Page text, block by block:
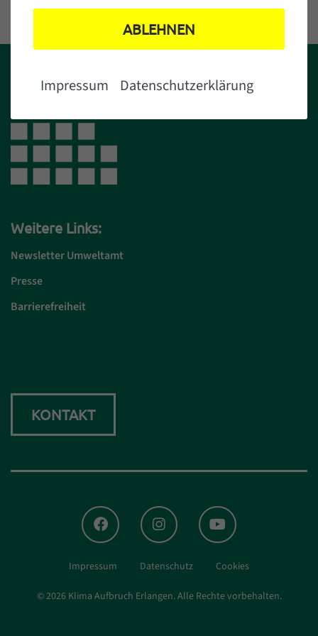
Weitere Links:
Newsletter Umweltamt
Presse
Barrierefreiheit
KONTAKT
FACEBOOKINSTAGRAMYOUTUBE
Impressum Datenschutz Cookies
© 2026 Klima Aufbruch Erlangen.Alle Rechte vorbehalten.
ABLEHNEN
Impressum Datenschutzerklärung